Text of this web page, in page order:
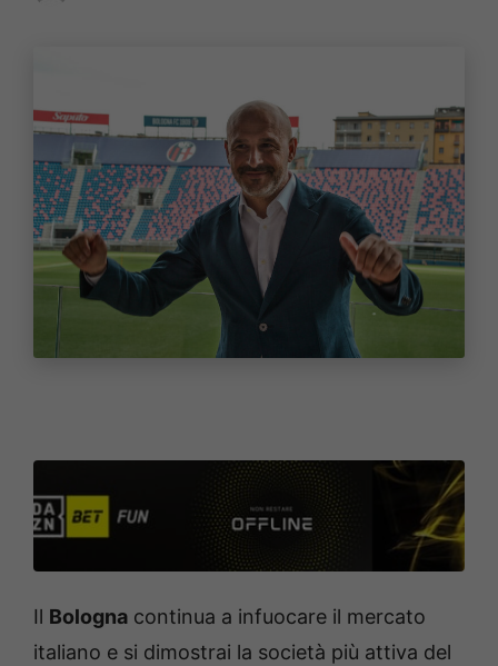
Il Bologna continua a infuocare il mercato
italiano e si dimostrai la società più attiva del